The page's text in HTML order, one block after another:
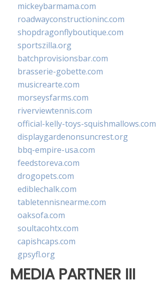
mickeybarmama.com
roadwayconstructioninc.com
shopdragonflyboutique.com
sportszilla.org
batchprovisionsbar.com
brasserie-gobette.com
musicrearte.com
morseysfarms.com
riverviewtennis.com
official-kelly-toys-squishmallows.com
displaygardenonsuncrest.org
bbq-empire-usa.com
feedstoreva.com
drogopets.com
ediblechalk.com
tabletennisnearme.com
oaksofa.com
soultacohtx.com
capishcaps.com
gpsyfl.org
MEDIA PARTNER III